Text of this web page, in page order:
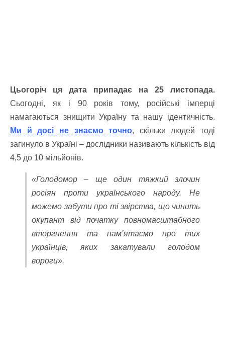
Цьогоріч ця дата припадає на 25 листопада.
Сьогодні, як і 90 років тому, російські імперці
намагаються знищити Україну та нашу ідентичність.
Ми й досі не знаємо точно, скільки людей тоді
загинуло в Україні – дослідники називають кількість від
4,5 до 10 мільйонів.
«Голодомор – ще один тяжкий злочин
росіян проти українського народу. Не
можемо забути про ті звірства, що чинить
окупант від початку повномасштабного
вторгнення та пам’ятаємо про тих
українців, яких закатували голодом
вороги».